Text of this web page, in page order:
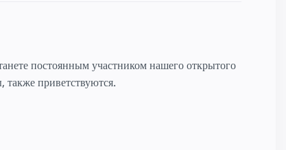
постоянным участником нашего открытого
также приветствуются.